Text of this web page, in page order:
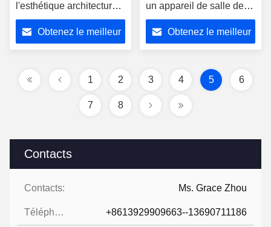
Contacts
Contacts: Ms. Grace Zhou
Téléphone: +8613929909663--13690711186
l'esthétique architecturale
et de la fonctionnalité
Obtenez le meilleur
un appareil de salle de
bain élégant et de haute
technologie
Obtenez le meilleur
1 2 3 4 5 6
7 8